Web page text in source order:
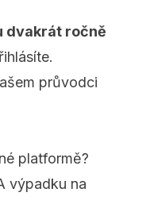
dvakrát ročně
průvodci
platformě?
výpadku na